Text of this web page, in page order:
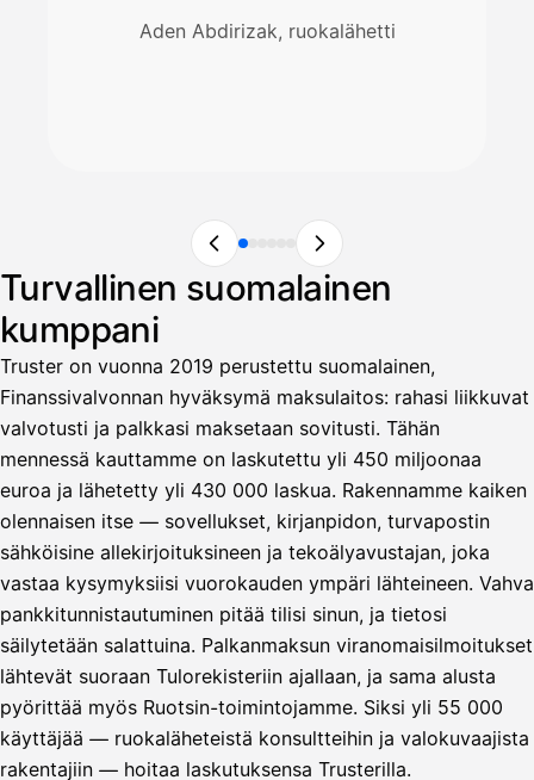
Aden Abdirizak, ruokalähetti
Turvallinen suomalainen
kumppani
Truster on vuonna 2019 perustettu suomalainen,
Finanssivalvonnan hyväksymä maksulaitos: rahasi liikkuvat
valvotusti ja palkkasi maksetaan sovitusti. Tähän
mennessä kauttamme on laskutettu yli 450 miljoonaa
euroa ja lähetetty yli 430 000 laskua. Rakennamme kaiken
olennaisen itse — sovellukset, kirjanpidon, turvapostin
sähköisine allekirjoituksineen ja tekoälyavustajan, joka
vastaa kysymyksiisi vuorokauden ympäri lähteineen. Vahva
pankkitunnistautuminen pitää tilisi sinun, ja tietosi
säilytetään salattuina. Palkanmaksun viranomaisilmoitukset
lähtevät suoraan Tulorekisteriin ajallaan, ja sama alusta
pyörittää myös Ruotsin-toimintojamme. Siksi yli 55 000
käyttäjää — ruokaläheteistä konsultteihin ja valokuvaajista
rakentajiin — hoitaa laskutuksensa Trusterilla.
Avustaja
Hei! Miten voin auttaa?